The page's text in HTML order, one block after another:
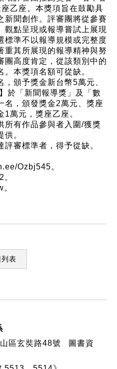
乙座。本獎項旨在鼓勵具
新聞創作。評審團將從參賽
觀點呈現或報導嘗試上展現
標準不以報導規模或完整度
重其所展現的報導精神與努
團高度肯定，從該類別中的
本獎項名額可從缺。
，頒予獎金新台幣5萬元、
於「新聞報導獎」及「數
名，頒發獎金2萬元、獎座
1萬元，獎座乙座。
所有作品參與者入圍/獲獎
。
評審標準者，得予從缺。
Ozbj545。
列表
區玄奘路48號
圖書資